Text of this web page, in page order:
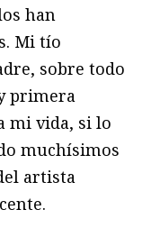
han
Mi tío
sobre todo
primera
mi vida, si lo
muchísimos
artista